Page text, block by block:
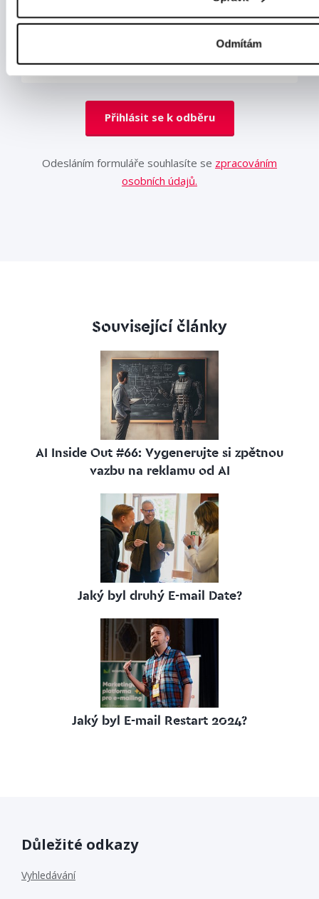
Odmítám
důležité události a exkluzivní nabídky jen pro
čtenáře magazínu Digichef.
Přihlásit se k odběru
Odesláním formuláře souhlasíte se zpracováním
osobních údajů.
Související články
AI Inside Out #66: Vygenerujte si zpětnou
vazbu na reklamu od AI
Jaký byl druhý E-mail Date?
Jaký byl E-mail Restart 2024?
Důležité odkazy
Vyhledávání